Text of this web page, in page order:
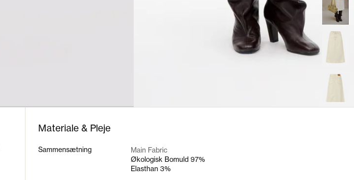
Materiale & Pleje
Sammensætning
Main Fabric
Økologisk Bomuld 97%
Elasthan 3%